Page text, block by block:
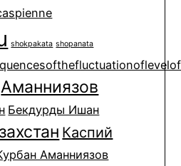
shokpakata shopanata
Аманниязов
Бекдурды Ишан
Каспий
Аманниязов